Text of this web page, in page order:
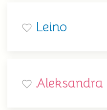
Leino
Aleksandra